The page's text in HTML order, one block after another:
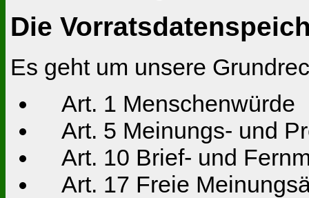
Die
Es geht um unsere
Art. 1 Menschenwürde
Art. 5 Meinungs- und
Art. 10 Brief- und
Art. 17 Freie